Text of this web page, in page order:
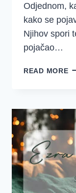
Odjednom,
kako se
Njihov spori
pojačao…
READ MORE